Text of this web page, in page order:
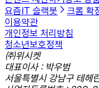
요즘IT 슬랙봇
크롬 확
이용약관
개인정보 처리방침
청소년보호정책
㈜위시켓
대표이사 : 박우범
서울특별시 강남구 테헤